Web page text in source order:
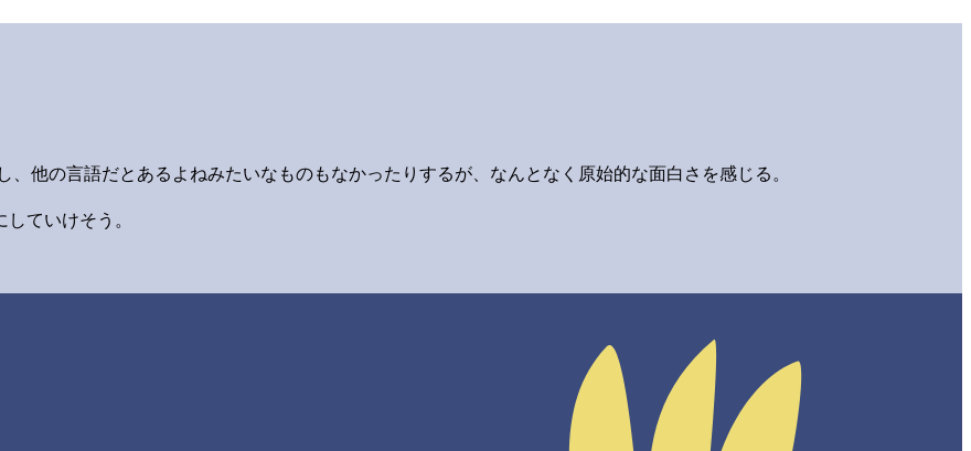
他の言語だとあるよねみたいなものもなかったりするが、なんとなく原始的な面白さを感じる。
ていけそう。